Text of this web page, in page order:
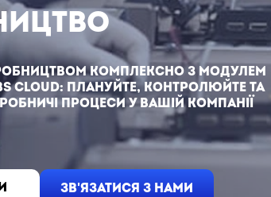
комплексно з модулем
Cloud: плануйте, контролюйте та
процеси у вашій компанії
ЗВ'ЯЗАТИСЯ З НАМИ